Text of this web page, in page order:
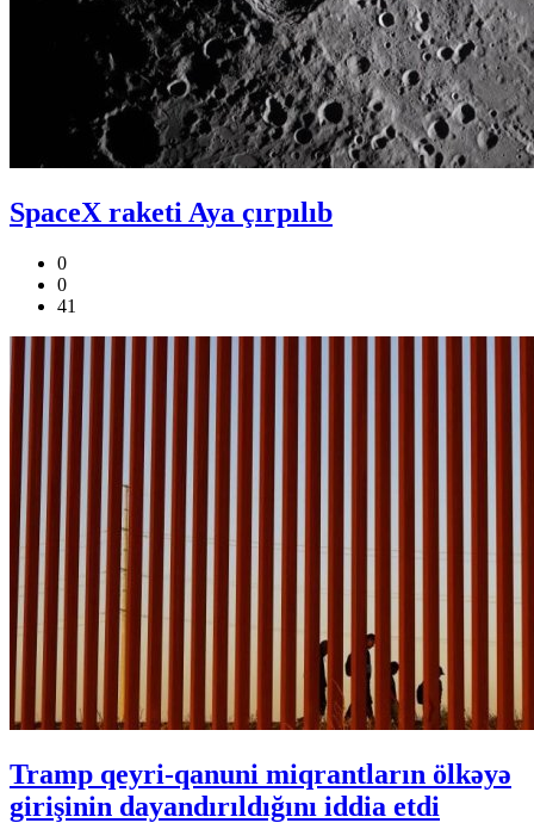
SpaceX raketi Aya çırpılıb
0
0
41
Tramp qeyri-qanuni miqrantların ölkəyə
girişinin dayandırıldığını iddia etdi